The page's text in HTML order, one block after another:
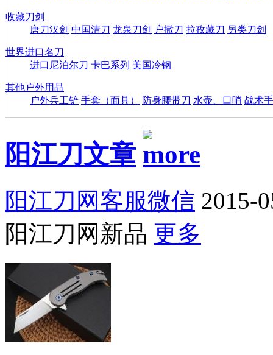
收藏刀剑
唐刀汉剑 中国清刀 龙泉刀剑 户撒刀 拉孜藏刀 另类刀剑
世界进口名刀
进口尼泊尔刀 卡巴系列 美国冷钢
其他户外用品
户外兵工铲 手套（面具） 防身腰带刀 水壶、口哨 战术
阳江刀文章
阳江刀网客服微信 2015-
阳江刀网新品 更多